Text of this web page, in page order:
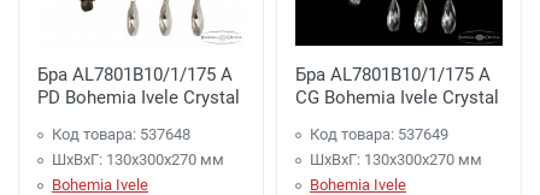
Бра AL7801B10/1/175 A
PD Bohemia Ivele Crystal
Код товара: 537648
ШхВхГ: 130х300x270 мм
Bohemia Ivele
Бра AL7801B10/1/175 A
CG Bohemia Ivele Crystal
Код товара: 537649
ШхВхГ: 130х300x270 мм
Bohemia Ivele